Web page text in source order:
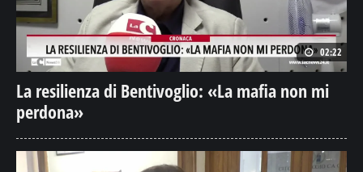
02:22
La resilienza di Bentivoglio: «La mafia non mi
perdona»